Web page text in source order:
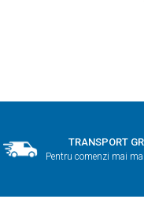
TRANSPORT
Pentru comenzi mai